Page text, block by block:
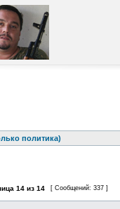
политика)
14 из 14 [ Сообщений: 337 ]